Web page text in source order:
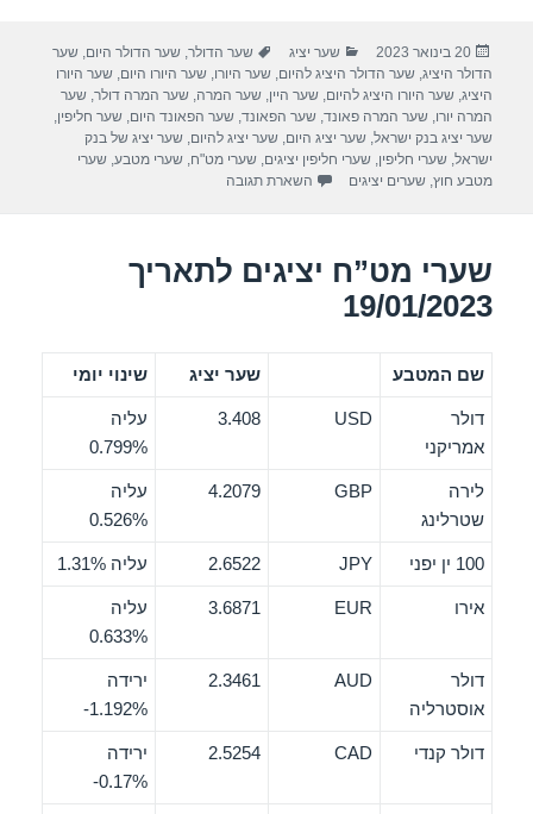
e
b
o
o
er
e
פורסם
בתאריך
20 בינואר 2023 קטגוריות
שער יציג תגיות
שער הדולר,שער הדולר היום,שער
הדולר היציג,שער הדולר היציג להיום,שער היורו,שער היורו היום,שער היורו
היציג,שער היורו היציג להיום,שער היין,שער המרה,שער המרה דולר,שער
המרה יורו,שער המרה פאונד,שער הפאונד,שער הפאונד היום,שער חליפין,
שער יציג בנק ישראל,שער יציג היום,שער יציג להיום,שער יציג של בנק
ישראל,שערי חליפין,שערי חליפין יציגים,שערי מט"ח,שערי מטבע,שערי
מטבע חוץ,שערים יציגים השארת תגובה
שערי מט”ח יציגים לתאריך
19/01/2023
שם המטבע שער יציג שינוי יומי
דולר
אמריקני
USD
3.408
עליה
0.799%
לירה
שטרלינג
GBP
4.2079
עליה
0.526%
100 ין יפני JPY
2.6522 עליה 1.31%
אירו EUR
3.6871
עליה
0.633%
דולר
אוסטרליה
AUD
2.3461
ירידה
‎-1.192%
דולר קנדי CAD
2.5254
ירידה
‎-0.17%